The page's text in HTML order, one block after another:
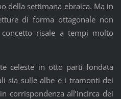
della settimana ebraica. Ma in
di forma ottagonale non
risale a tempi molto
celeste in otto parti fondata
sia sulle albe e i tramonti dei
corrispondenza all’incirca dei